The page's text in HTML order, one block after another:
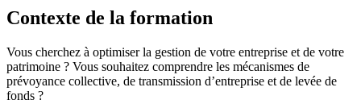
Contexte de la formation
Vous cherchez à optimiser la gestion de votre entreprise et de votre
patrimoine ? Vous souhaitez comprendre les mécanismes de
prévoyance collective, de transmission d’entreprise et de levée de
fonds ?